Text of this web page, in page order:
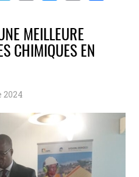
Link
MEILLEURE
CHIMIQUES EN
2024